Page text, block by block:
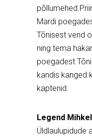
Mardi
Tõnisest vend
ning tema
poegadest
kandis kanged
kaptenid.
Legend
Üldlaulupidude